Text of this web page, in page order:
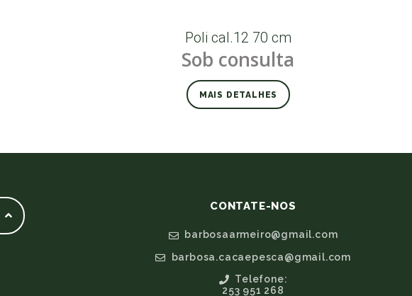
Poli cal.12 70 cm
Sob consulta
MAIS DETALHES
CONTATE-NOS
barbosaarmeiro@gmail.com
barbosa.cacaepesca@gmail.com
Telefone:
253 951 268